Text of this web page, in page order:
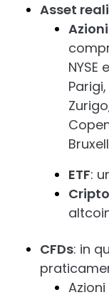
Asset
Azioni
ETF:
CFDs: in
Azioni